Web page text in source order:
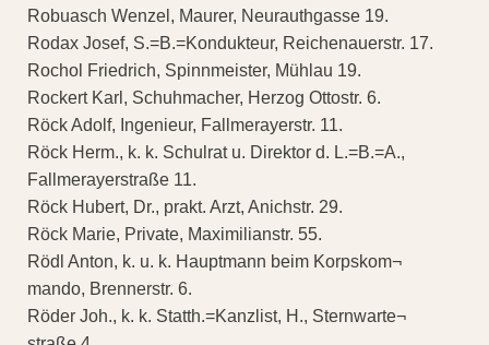
Robuasch Wenzel, Maurer, Neurauthgasse 19.
Rodax Josef, S.=B.=Kondukteur, Reichenauerstr. 17.
Rochol Friedrich, Spinnmeister, Mühlau 19.
Rockert Karl, Schuhmacher, Herzog Ottostr. 6.
Röck Adolf, Ingenieur, Fallmerayerstr. 11.
Röck Herm., k. k. Schulrat u. Direktor d. L.=B.=A.,
Fallmerayerstraße 11.
Röck Hubert, Dr., prakt. Arzt, Anichstr. 29.
Röck Marie, Private, Maximilianstr. 55.
Rödl Anton, k. u. k. Hauptmann beim Korpskom¬
mando, Brennerstr. 6.
Röder Joh., k. k. Statth.=Kanzlist, H., Sternwarte¬